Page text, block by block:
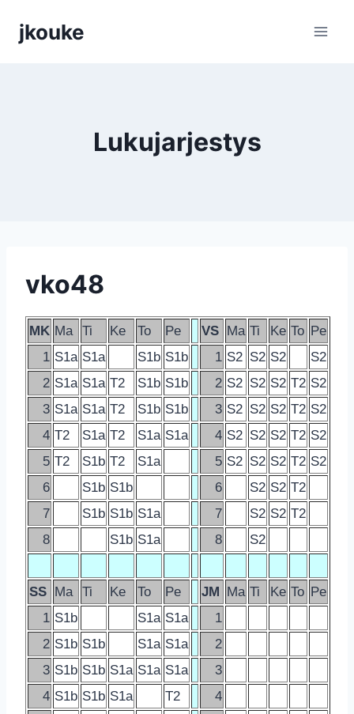
sisältöön
jkouke
Lukujarjestys
vko48
MK Ma Ti Ke To Pe VS Ma Ti Ke To Pe
1 S1a S1a S1b S1b 1 S2 S2 S2
S2
2 S1a S1a T2 S1b S1b 2 S2 S2 S2 T2 S2
3 S1a S1a T2 S1b S1b 3 S2 S2 S2 T2 S2
4 T2 S1a T2 S1a S1a 4 S2 S2 S2 T2 S2
5 T2 S1b T2 S1a 5 S2 S2 S2 T2 S2
6
S1b S1b 6 S2 S2 T2
7
S1b S1b S1a 7 S2 S2 T2
8
S1b S1a 8 S2
SS Ma Ti Ke To Pe JM Ma Ti Ke To Pe
1 S1b S1a S1a
1
2 S1b S1b S1a S1a
2
3 S1b S1b S1a S1a S1a
3
4 S1b S1b S1a T2
4